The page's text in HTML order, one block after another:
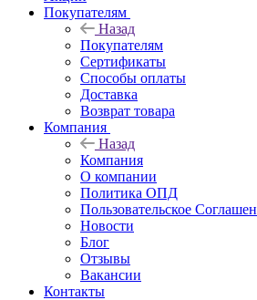
Покупателям
Назад
Покупателям
Сертификаты
Способы оплаты
Доставка
Возврат товара
Компания
Назад
Компания
О компании
Политика ОПД
Пользовательское
Новости
Блог
Отзывы
Вакансии
Контакты